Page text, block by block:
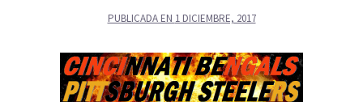
PUBLICADA EN 1 DICIEMBRE, 2017